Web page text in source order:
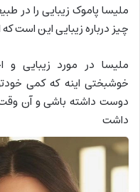
ملیسا پاموک زیبایی را در
چیز درباره زیبایی این
ملیسا در مورد زیبایی
خوشبختی اینه که کمی
دوست داشته باشی و آن
داشت